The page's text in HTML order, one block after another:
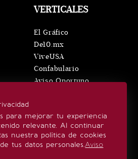
para mejorar tu experiencia
relevante. Al continuar
nuestra política de cookies
tus datos personales.Aviso
VERTICALES
El Gráfico
De10.mx
ViveUSA
Confabulario
Aviso Oportuno
SÍGUENOS